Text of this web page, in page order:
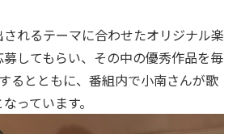
れるテーマに合わせたオリジナル楽
してもらい、その中の優秀作品を毎
るとともに、番組内で小南さんが歌
っています。